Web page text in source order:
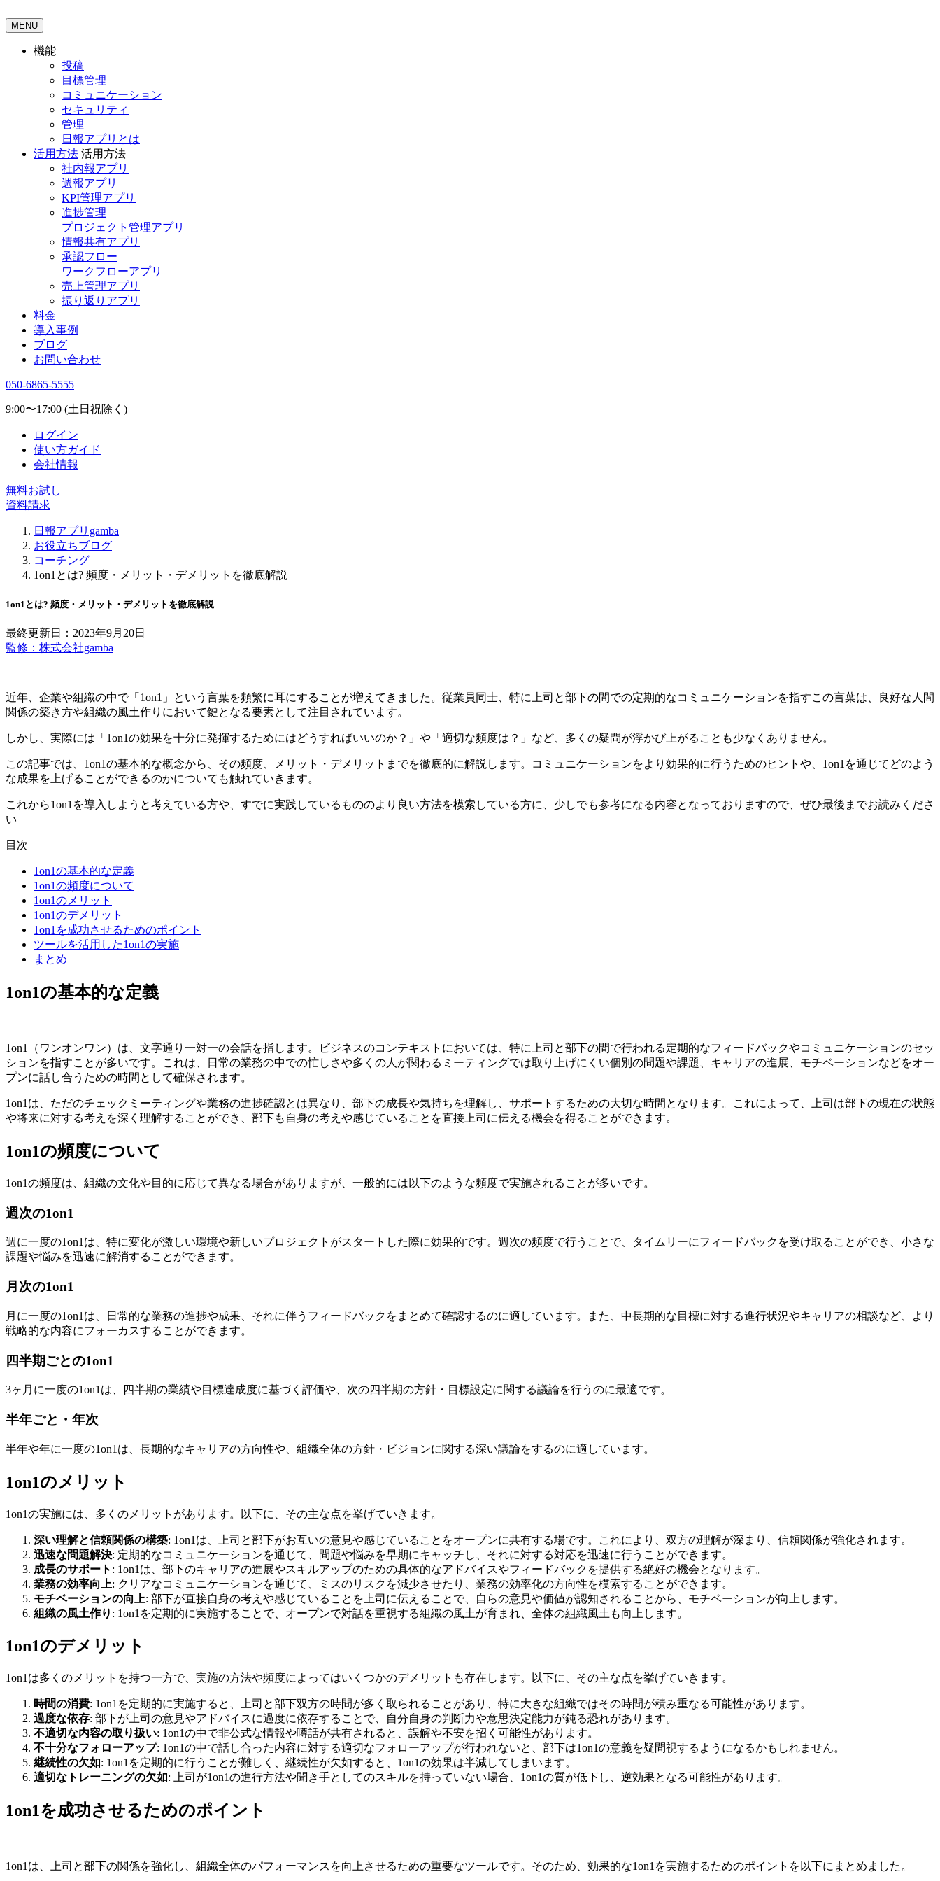
MENU
機能
投稿
目標管理
コミュニケーション
セキュリティ
管理
日報アプリとは
活用方法 活用方法
社内報アプリ
週報アプリ
KPI管理アプリ
進捗管理
プロジェクト管理アプリ
情報共有アプリ
承認フロー
ワークフローアプリ
売上管理アプリ
振り返りアプリ
料金
導入事例
ブログ
お問い合わせ
050-6865-5555
9:00〜17:00 (土日祝除く)
ログイン
使い方ガイド
会社情報
無料お試し
資料請求
日報アプリgamba
お役立ちブログ
コーチング
1on1とは? 頻度・メリット・デメリットを徹底解説
1on1とは? 頻度・メリット・デメリットを徹底解説
最終更新日：2023年9月20日
監修：株式会社gamba
近年、企業や組織の中で「1on1」という言葉を頻繁に耳にすることが増えてきました。従業員同士、特に上司と部下の間での定期的なコミュニケーションを指すこの言葉は、良好な人間
関係の築き方や組織の風土作りにおいて鍵となる要素として注目されています。
しかし、実際には「1on1の効果を十分に発揮するためにはどうすればいいのか？」や「適切な頻度は？」など、多くの疑問が浮かび上がることも少なくありません。
この記事では、1on1の基本的な概念から、その頻度、メリット・デメリットまでを徹底的に解説します。コミュニケーションをより効果的に行うためのヒントや、1on1を通じてどのよう
な成果を上げることができるのかについても触れていきます。
これから1on1を導入しようと考えている方や、すでに実践しているもののより良い方法を模索している方に、少しでも参考になる内容となっておりますので、ぜひ最後までお読みくださ
い
目次
1on1の基本的な定義
1on1の頻度について
1on1のメリット
1on1のデメリット
1on1を成功させるためのポイント
ツールを活用した1on1の実施
まとめ
1on1の基本的な定義
1on1（ワンオンワン）は、文字通り一対一の会話を指します。ビジネスのコンテキストにおいては、特に上司と部下の間で行われる定期的なフィードバックやコミュニケーションのセッ
ションを指すことが多いです。これは、日常の業務の中での忙しさや多くの人が関わるミーティングでは取り上げにくい個別の問題や課題、キャリアの進展、モチベーションなどをオー
プンに話し合うための時間として確保されます。
1on1は、ただのチェックミーティングや業務の進捗確認とは異なり、部下の成長や気持ちを理解し、サポートするための大切な時間となります。これによって、上司は部下の現在の状態
や将来に対する考えを深く理解することができ、部下も自身の考えや感じていることを直接上司に伝える機会を得ることができます。
1on1の頻度について
1on1の頻度は、組織の文化や目的に応じて異なる場合がありますが、一般的には以下のような頻度で実施されることが多いです。
週次の1on1
週に一度の1on1は、特に変化が激しい環境や新しいプロジェクトがスタートした際に効果的です。週次の頻度で行うことで、タイムリーにフィードバックを受け取ることができ、小さな
課題や悩みを迅速に解消することができます。
月次の1on1
月に一度の1on1は、日常的な業務の進捗や成果、それに伴うフィードバックをまとめて確認するのに適しています。また、中長期的な目標に対する進行状況やキャリアの相談など、より
戦略的な内容にフォーカスすることができます。
四半期ごとの1on1
3ヶ月に一度の1on1は、四半期の業績や目標達成度に基づく評価や、次の四半期の方針・目標設定に関する議論を行うのに最適です。
半年ごと・年次
半年や年に一度の1on1は、長期的なキャリアの方向性や、組織全体の方針・ビジョンに関する深い議論をするのに適しています。
1on1のメリット
1on1の実施には、多くのメリットがあります。以下に、その主な点を挙げていきます。
深い理解と信頼関係の構築: 1on1は、上司と部下がお互いの意見や感じていることをオープンに共有する場です。これにより、双方の理解が深まり、信頼関係が強化されます。
迅速な問題解決: 定期的なコミュニケーションを通じて、問題や悩みを早期にキャッチし、それに対する対応を迅速に行うことができます。
成長のサポート : 1on1は、部下のキャリアの進展やスキルアップのための具体的なアドバイスやフィードバックを提供する絶好の機会となります。
業務の効率向上: クリアなコミュニケーションを通じて、ミスのリスクを減少させたり、業務の効率化の方向性を模索することができます。
モチベーションの向上: 部下が直接自身の考えや感じていることを上司に伝えることで、自らの意見や価値が認知されることから、モチベーションが向上します。
組織の風土作り : 1on1を定期的に実施することで、オープンで対話を重視する組織の風土が育まれ、全体の組織風土も向上します。
1on1のデメリット
1on1は多くのメリットを持つ一方で、実施の方法や頻度によってはいくつかのデメリットも存在します。以下に、その主な点を挙げていきます。
時間の消費: 1on1を定期的に実施すると、上司と部下双方の時間が多く取られることがあり、特に大きな組織ではその時間が積み重なる可能性があります。
過度な依存: 部下が上司の意見やアドバイスに過度に依存することで、自分自身の判断力や意思決定能力が鈍る恐れがあります。
不適切な内容の取り扱い: 1on1の中で非公式な情報や噂話が共有されると、誤解や不安を招く可能性があります。
不十分なフォローアップ: 1on1の中で話し合った内容に対する適切なフォローアップが行われないと、部下は1on1の意義を疑問視するようになるかもしれません。
継続性の欠如: 1on1を定期的に行うことが難しく、継続性が欠如すると、1on1の効果は半減してしまいます。
適切なトレーニングの欠如: 上司が1on1の進行方法や聞き手としてのスキルを持っていない場合、1on1の質が低下し、逆効果となる可能性があります。
1on1を成功させるためのポイント
1on1は、上司と部下の関係を強化し、組織全体のパフォーマンスを向上させるための重要なツールです。そのため、効果的な1on1を実施するためのポイントを以下にまとめました。